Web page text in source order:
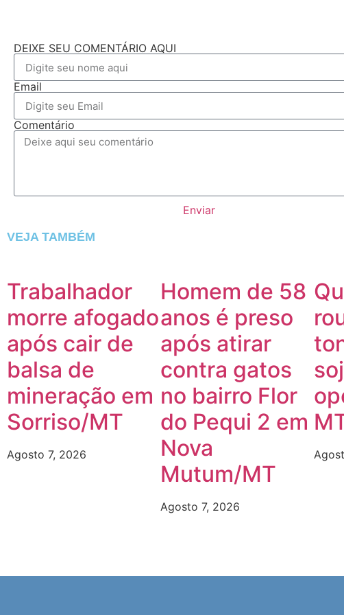
DEIXE SEU COMENTÁRIO AQUI
Email
Comentário
Enviar
VEJA TAMBÉM
Trabalhador
morre afogado
após cair de
balsa de
mineração em
Sorriso/MT
Agosto 7, 2026
Homem de 58
anos é preso
após atirar
contra gatos
no bairro Flor
do Pequi 2 em
Nova
Mutum/MT
Agosto 7, 2026